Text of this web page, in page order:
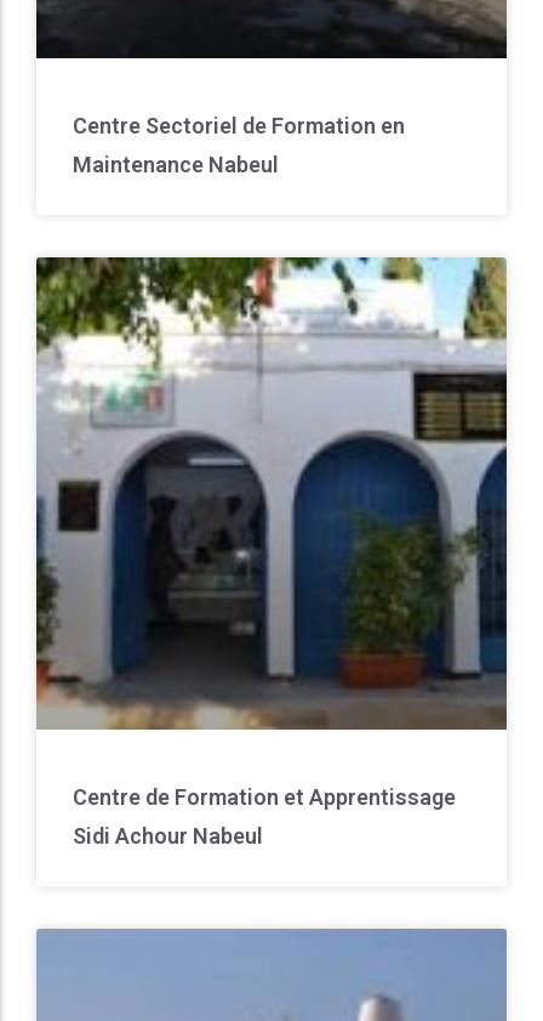
Centre Sectoriel de Formation en
Maintenance Nabeul
Centre de Formation et Apprentissage
Sidi Achour Nabeul